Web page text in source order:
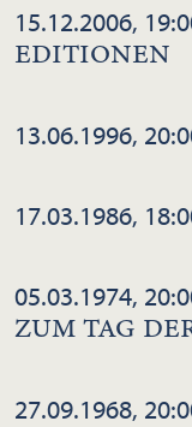
15.12.2006,
EDITIONEN
13.06.1996,
17.03.1986,
05.03.1974,
ZUM TAG
27.09.1968,